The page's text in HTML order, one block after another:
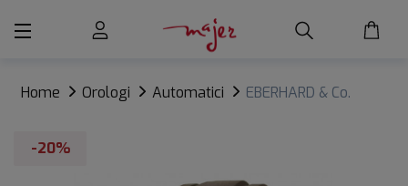
Home Orologi Automatici
EBERHARD & Co.
-20%